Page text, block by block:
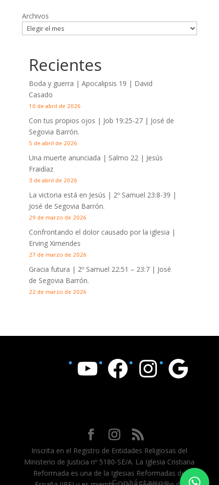
Archivos
Recientes
Boda y guerra | Apocalipsis 19 | David
Casado
10 de abril de 2026
Con tus propios ojos | Job 19:25-27| José de
Segovia Barrón.
5 de abril de 2026
Una muerte anunciada | Salmo 22 | Jesús
Fraidíaz
3 de abril de 2026
La victoria está en Jesús | 2º Samuel 23:8-39 |
José de Segovia Barrón.
29 de marzo de 2026
Confrontando el dolor causado por la iglesia |
Erving Ximendes
27 de marzo de 2026
Gracia futura | 2º Samuel 22:51 – 23:7| José
de Segovia Barrón.
22 de marzo de 2026
YouTube Facebook Instagram Google
Inscrita en el Registro de Entidades Religiosas del
Ministerio de Justicia nº 5180-SE/A. La Iglesia Cristiana
Reformada es una de la Iglesias Reformadas de
Contáctanos